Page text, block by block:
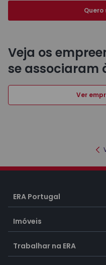
Quero
Veja os
se associaram
Ver
ERA Portugal
Imóveis
Trabalhar na ERA